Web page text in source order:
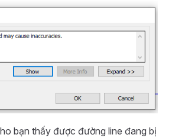
bạn thấy được đường line đang bị